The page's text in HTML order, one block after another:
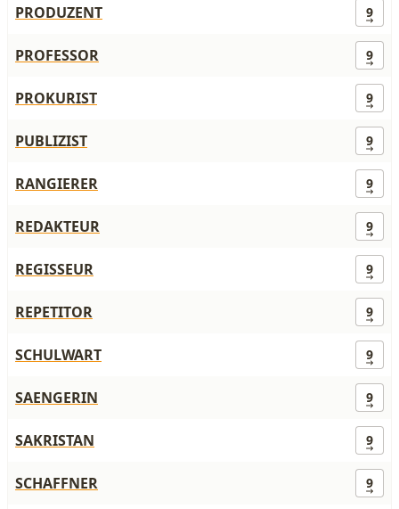
PRODUZENT 9
PROFESSOR 9
PROKURIST 9
PUBLIZIST 9
RANGIERER 9
REDAKTEUR 9
REGISSEUR 9
REPETITOR 9
SCHULWART 9
SAENGERIN 9
SAKRISTAN 9
SCHAFFNER 9